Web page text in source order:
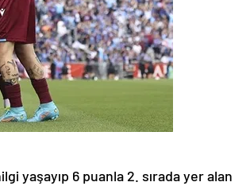
yaşayıp 6 puanla 2. sırada yer alan